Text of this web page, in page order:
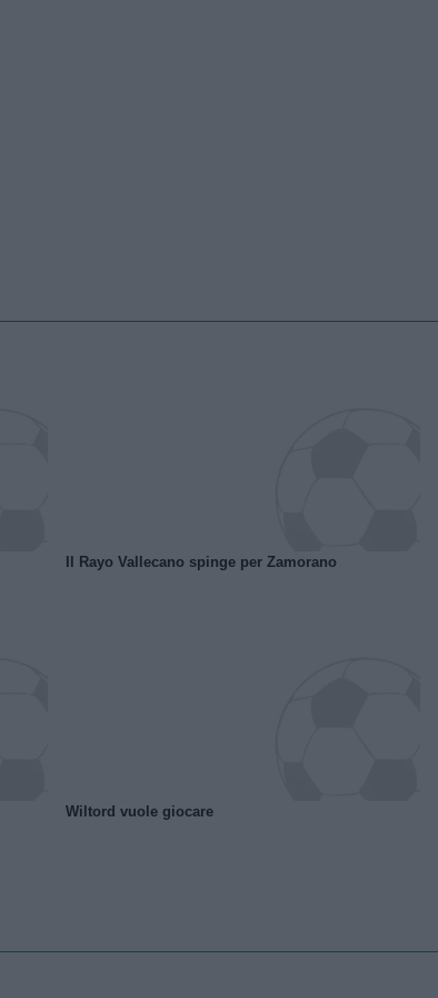
Il Rayo Vallecano spinge per Zamorano
Wiltord vuole giocare